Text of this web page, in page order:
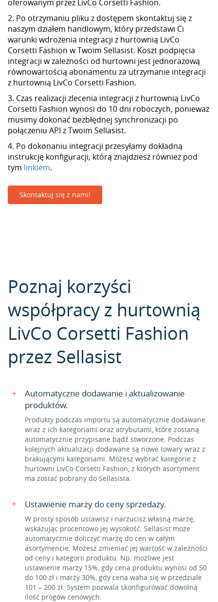
oferowanym przez LivCo Corsetti Fashion.
2. Po otrzymaniu pliku z dostępem skontaktuj się z
naszym działem handlowym, który przedstawi Ci
warunki wdrożenia integracji z hurtownią LivCo
Corsetti Fashion w Twoim Sellasist. Koszt podpięcia
integracji w zależności od hurtowni jest jednorazową
równowartością abonamentu za utrzymanie integracji
z hurtownią LivCo Corsetti Fashion.
3. Czas realizacji zlecenia integracji z hurtownią LivCo
Corsetti Fashion wynosi do 10 dni roboczych, ponieważ
musimy dokonać bezbłędnej synchronizacji po
połączeniu API z Twoim Sellasist.
4. Po dokonaniu integracji przesyłamy dokładną
instrukcję konfiguracji, którą znajdziesz również pod
tym linkiem.
Skontaktuj się z nami!
Poznaj korzyści
współpracy z hurtownią
LivCo Corsetti Fashion
przez Sellasist
Automatyczne dodawanie i aktualizowanie
produktów.
Produkty podczas importu są automatycznie dodawane
wraz z ich kategoriami oraz atrybutami, które zostaną
automatycznie przypisane bądź stworzone. Podczas
kolejnych aktualizacji dodawane są nowe towary wraz z
brakującymi kategoriami. Możesz wybrać kategorie z
hurtowni LivCo Corsetti Fashion, z których asortyment
ma zostać pobrany do Sellasista.
Ustawienie marży do ceny sprzedaży.
W prosty sposób ustawisz i narzucisz własną marżę,
wskazując procentowo jej wysokość. Sellasist może
automatycznie doliczyć marżę do cen w całym
asortymencie. Możesz zmieniać jej wartość w zależności
od ceny i kategorii produktu. Np. możliwe jest
ustawienie marży 15%, gdy cena produktu wynosi od 50
do 100 zł i marży 30%, gdy cena waha się w przedziale
101 – 200 zł. System pozwala skonfigurować dowolną
ilość progów cenowych.